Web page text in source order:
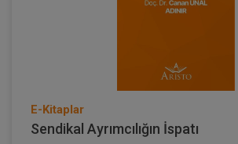
E-Kitaplar
Sendikal Ayrımcılığın İspatı